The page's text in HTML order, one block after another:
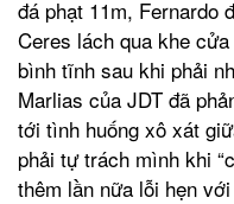
đá phạt 11m, Fernardo
Ceres lách qua khe
bình tĩnh sau khi phải
Marlias của JDT đã
tới tình huống xô xát
phải tự trách mình khi
thêm lần nữa lỗi hẹn